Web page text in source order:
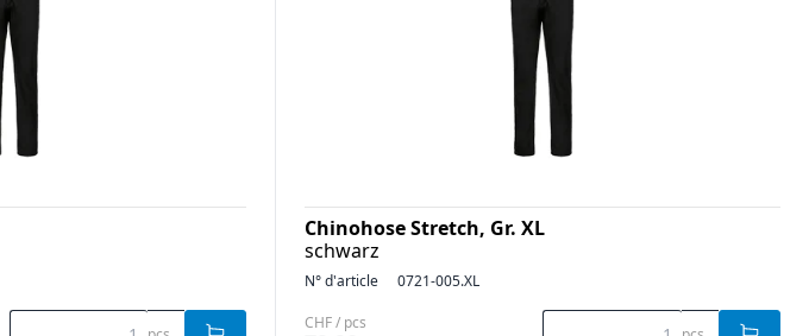
Chinohose Stretch, Gr. XL
schwarz
N° d'article 0721-005.XL
CHF / pcs